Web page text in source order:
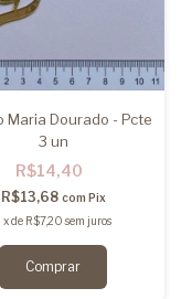
Maria Dourado - Pcte
3 un
R$14,40
R$13,68 com Pix
xde R$7,20 sem juros